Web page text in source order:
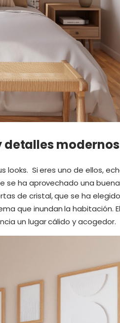
detalles modernos
Si eres uno de ellos,
se ha aprovechado una
de cristal, que se ha
que inundan la habitación.
un lugar cálido y acogedor.